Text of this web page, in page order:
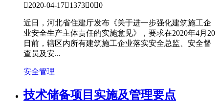
2020-04-17137300
近日，河北省住建厅发布《关于进一步强化建筑施工企
业安全生产主体责任的实施意见》，要求在2020年4月20
日前，辖区内所有建筑施工企业落实安全总监、安全督
查员及安...
安全管理
技术储备项目实施及管理要点